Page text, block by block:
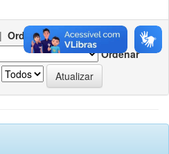
| Ordenar registros por
Ordenar